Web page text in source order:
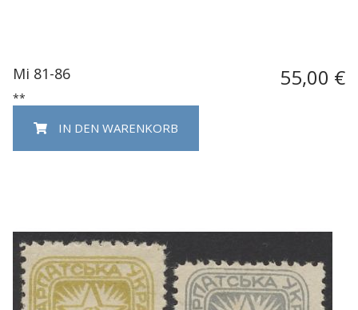
Mi 81-86 55,00 €
**
IN DEN WARENKORB